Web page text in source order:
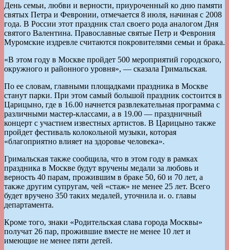
День семьи, любви и верности, приуроченный ко дню памяти
святых Петра и Февронии, отмечается 8 июля, начиная с 2008
года. В России этот праздник стал своего рода аналогом Дня
святого Валентина. Православные святые Петр и Феврония
Муромские издревле считаются покровителями семьи и брака.
«В этом году в Москве пройдет 500 мероприятий городского,
окружного и районного уровня», — сказала Гримальская.
По ее словам, главными площадками праздника в Москве
станут парки. При этом самый большой праздник состоится в
Царицыно, где в 16.00 начнется развлекательная программа с
различными мастер-классами, а в 19.00 — праздничный
концерт с участием известных артистов. В Царицыно также
пройдет фестиваль колокольной музыки, которая
«благоприятно влияет на здоровье человека».
Гримальская также сообщила, что в этом году в рамках
праздника в Москве будут вручены медали за любовь и
верность 40 парам, прожившим в браке 50, 60 и 70 лет, а
также другим супругам, чей «стаж» не менее 25 лет. Всего
будет вручено 350 таких медалей, уточнила и. о. главы
департамента.
Кроме того, знаки «Родительская слава города Москвы»
получат 26 пар, прожившие вместе не менее 10 лет и
имеющие не менее пяти детей.